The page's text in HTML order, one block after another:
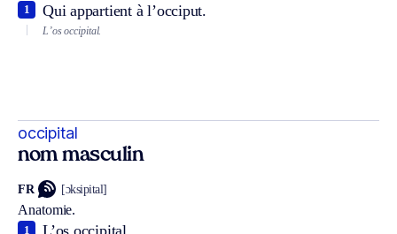
Qui appartient à l’occiput.
1
L’os occipital.
occipital
nom masculin
FR [ɔksipital]
Anatomie.
1